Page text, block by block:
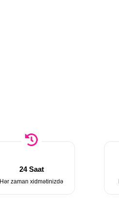
24 Saat
Hər zaman xidmətinizdə